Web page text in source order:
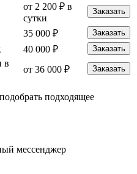
от 2 200 ₽ в
сутки
Заказать
35 000 ₽ Заказать
40 000 ₽ Заказать
в
от 36 000 ₽ Заказать
подходящее
мессенджер